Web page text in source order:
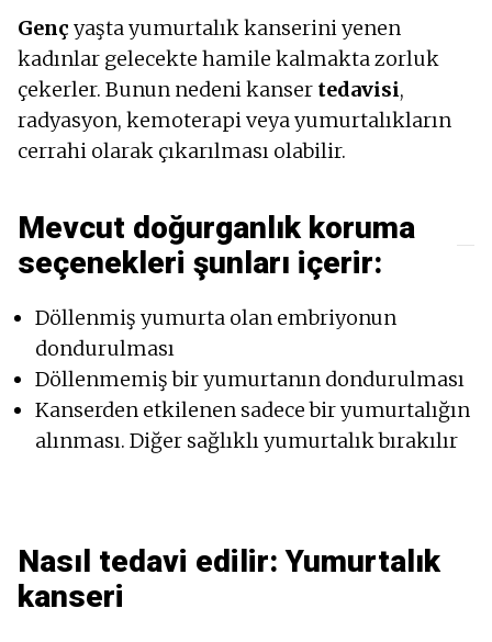
Genç yaşta yumurtalık kanserini yenen
kadınlar gelecekte hamile kalmakta zorluk
çekerler. Bunun nedeni kanser tedavisi,
radyasyon, kemoterapi veya yumurtalıkların
cerrahi olarak çıkarılması olabilir.
Mevcut doğurganlık koruma
seçenekleri şunları içerir:
Döllenmiş yumurta olan embriyonun
dondurulması
Döllenmemiş bir yumurtanın dondurulması
Kanserden etkilenen sadece bir yumurtalığın
alınması. Diğer sağlıklı yumurtalık bırakılır
Nasıl tedavi edilir: Yumurtalık
kanseri